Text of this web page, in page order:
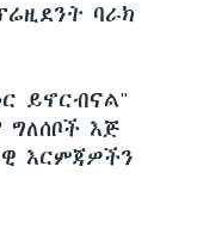
ባራክ
ይኖርብናል"
እጅ
እርምጃዎችን